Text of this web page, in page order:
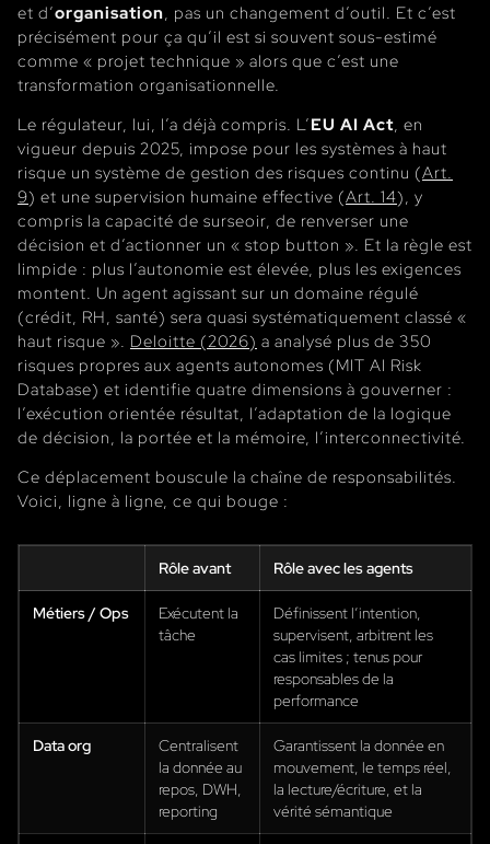
et d’organisation, pas un changement d’outil. Et c’est
précisément pour ça qu’il est si souvent sous-estimé
comme « projet technique » alors que c’est une
transformation organisationnelle.
Le régulateur, lui, l’a déjà compris. L’EU AI Act, en
vigueur depuis 2025, impose pour les systèmes à haut
risque un système de gestion des risques continu (Art.
9) et une supervision humaine effective (Art. 14), y
compris la capacité de surseoir, de renverser une
décision et d’actionner un « stop button ». Et la règle est
limpide : plus l’autonomie est élevée, plus les exigences
montent. Un agent agissant sur un domaine régulé
(crédit, RH, santé) sera quasi systématiquement classé «
haut risque ». Deloitte (2026) a analysé plus de 350
risques propres aux agents autonomes (MIT AI Risk
Database) et identifie quatre dimensions à gouverner :
l’exécution orientée résultat, l’adaptation de la logique
de décision, la portée et la mémoire, l’interconnectivité.
Ce déplacement bouscule la chaîne de responsabilités.
Voici, ligne à ligne, ce qui bouge :
Rôle avant Rôle avec les agents
Métiers / Ops
Exécutent la
tâche
Définissent l’intention,
supervisent, arbitrent les
cas limites ; tenus pour
responsables de la
performance
Data org
Centralisent
la donnée au
repos, DWH,
reporting
Garantissent la donnée en
mouvement, le temps réel,
la lecture/écriture, et la
vérité sémantique